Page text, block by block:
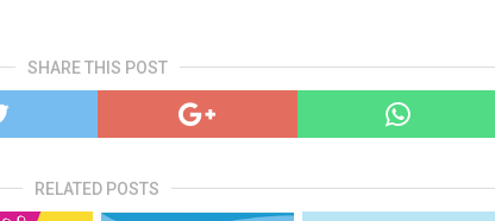
SHARE THIS POST
RELATED POSTS